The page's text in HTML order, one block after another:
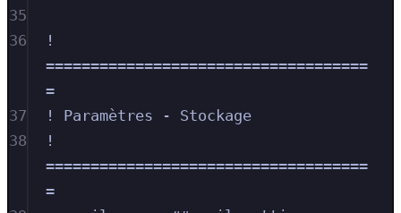
35
36
!
====================================
=
37
! Paramètres - Stockage
38
!
====================================
=